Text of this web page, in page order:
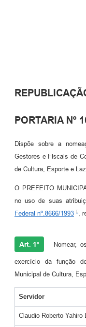
PORTARIA Nº
Dispõe sobre a
Gestores e Fiscais de
de Cultura, Esporte e
O PREFEITO
no uso de suas
Federal nº.8666/1993
,
Art. 1º Nomear,
exercício da função
Municipal de Cultura,
Servidor
Claudio Roberto Yahiro